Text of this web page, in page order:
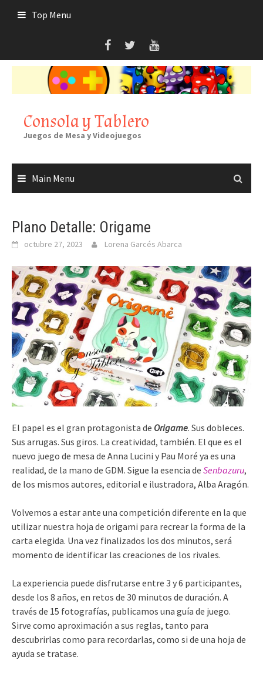
Top Menu
Consola y Tablero
Juegos de Mesa y Videojuegos
Main Menu
Plano Detalle: Origame
octubre 27, 2023 Lorena Garcés Abarca
El papel es el gran protagonista de Origame. Sus dobleces.
Sus arrugas. Sus giros. La creatividad, también. El que es el
nuevo juego de mesa de Anna Lucini y Pau Moré ya es una
realidad, de la mano de GDM. Sigue la esencia de Senbazuru,
de los mismos autores, editorial e ilustradora, Alba Aragón.
Volvemos a estar ante una competición diferente en la que
utilizar nuestra hoja de origami para recrear la forma de la
carta elegida. Una vez finalizados los dos minutos, será
momento de identificar las creaciones de los rivales.
La experiencia puede disfrutarse entre 3 y 6 participantes,
desde los 8 años, en retos de 30 minutos de duración. A
través de 15 fotografías, publicamos una guía de juego.
Sirve como aproximación a sus reglas, tanto para
descubrirlas como para recordarlas, como si de una hoja de
ayuda se tratase.